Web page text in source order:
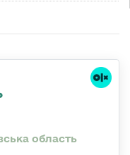
область